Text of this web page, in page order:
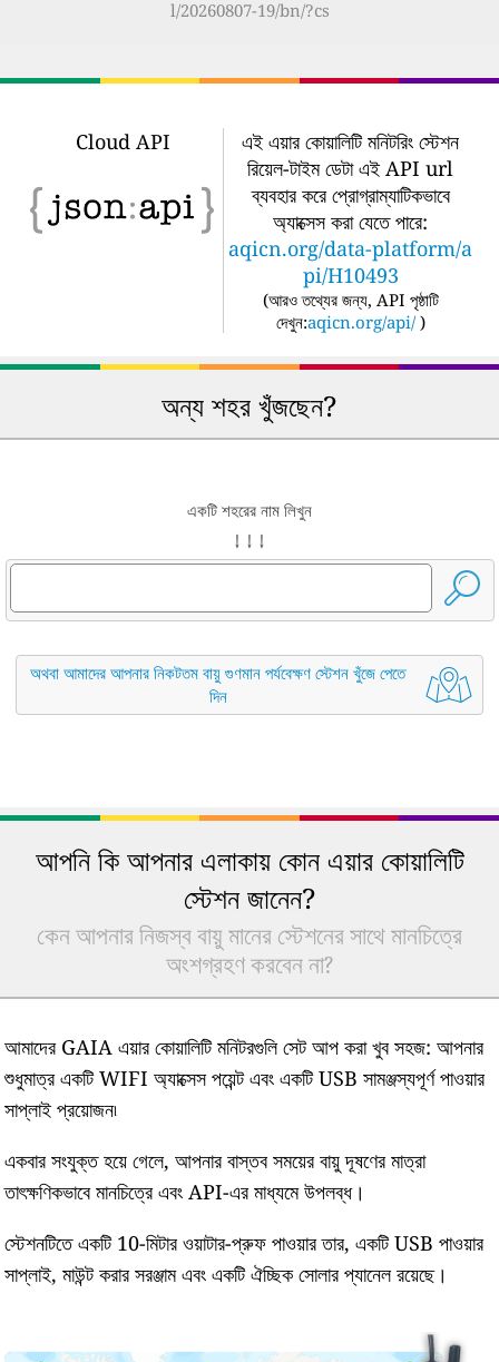
l/20260807-19/bn/?cs
Cloud API
এই এয়ার কোয়ালিটি মনিটরিং স্টেশন
রিয়েল-টাইম ডেটা এই API url
ব্যবহার করে প্রোগ্রাম্যাটিকভাবে
অ্যাক্সেস করা যেতে পারে:
aqicn.org/data-platform/a
pi/H10493
(আরও তথ্যের জন্য, API পৃষ্ঠাটি
দেখুন:aqicn.org/api/ )
অন্য শহর খুঁজছেন?
একটি শহরের নাম লিখুন
↓ ↓ ↓
অথবা আমাদের আপনার নিকটতম বায়ু গুণমান পর্যবেক্ষণ স্টেশন খুঁজে পেতে
দিন
আপনি কি আপনার এলাকায় কোন এয়ার কোয়ালিটি
স্টেশন জানেন?
কেন আপনার নিজস্ব বায়ু মানের স্টেশনের সাথে মানচিত্রে
অংশগ্রহণ করবেন না?
আমাদের GAIA এয়ার কোয়ালিটি মনিটরগুলি সেট আপ করা খুব সহজ: আপনার
শুধুমাত্র একটি WIFI অ্যাক্সেস পয়েন্ট এবং একটি USB সামঞ্জস্যপূর্ণ পাওয়ার
সাপ্লাই প্রয়োজন৷
একবার সংযুক্ত হয়ে গেলে, আপনার বাস্তব সময়ের বায়ু দূষণের মাত্রা
তাৎক্ষণিকভাবে মানচিত্রে এবং API-এর মাধ্যমে উপলব্ধ।
স্টেশনটিতে একটি 10-মিটার ওয়াটার-প্রুফ পাওয়ার তার, একটি USB পাওয়ার
সাপ্লাই, মাউন্ট করার সরঞ্জাম এবং একটি ঐচ্ছিক সোলার প্যানেল রয়েছে।